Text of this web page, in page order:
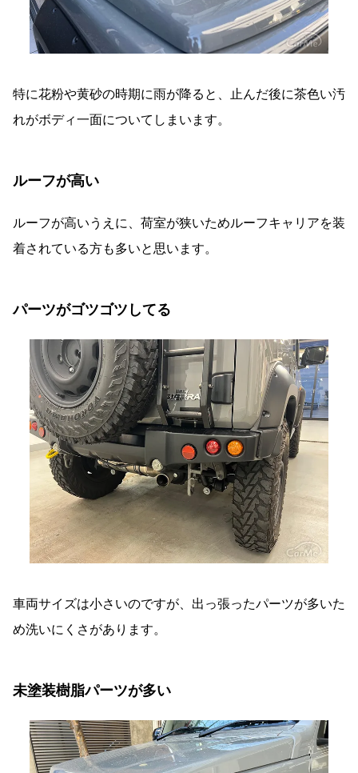
特に花粉や黄砂の時期に雨が降ると、止んだ後に茶色い汚
れがボディ一面についてしまいます。
ルーフが高い
ルーフが高いうえに、荷室が狭いためルーフキャリアを装
着されている方も多いと思います。
パーツがゴツゴツしてる
車両サイズは小さいのですが、出っ張ったパーツが多いた
め洗いにくさがあります。
未塗装樹脂パーツが多い